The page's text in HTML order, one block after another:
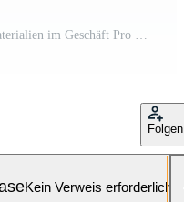
Frau suchen Über das Stapel von Materialien im Geschäft Pro Video
Folgen
Kein Verweis erforderlich